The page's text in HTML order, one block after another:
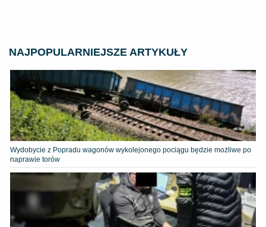
NAJPOPULARNIEJSZE ARTYKUŁY
Wydobycie z Popradu wagonów wykolejonego pociągu będzie możliwe po
naprawie torów